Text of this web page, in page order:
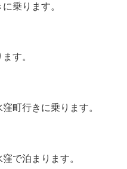
乗ります。
す。
町行きに乗ります。
で泊まります。